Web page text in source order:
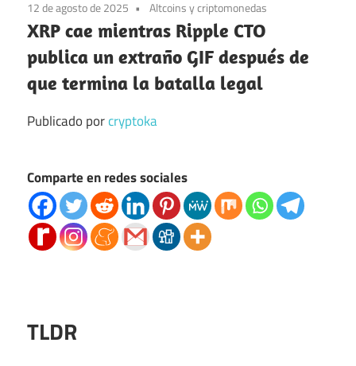
12 de agosto de 2025 Altcoins y criptomonedas
XRP cae mientras Ripple CTO
publica un extraño GIF después de
que termina la batalla legal
Publicado porcryptoka
Comparte en redes sociales
TLDR